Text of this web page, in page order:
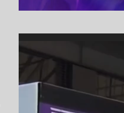
Player